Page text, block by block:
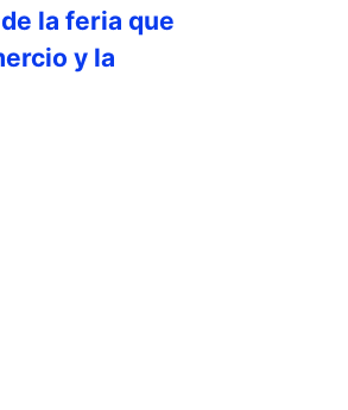
la feria que
y la